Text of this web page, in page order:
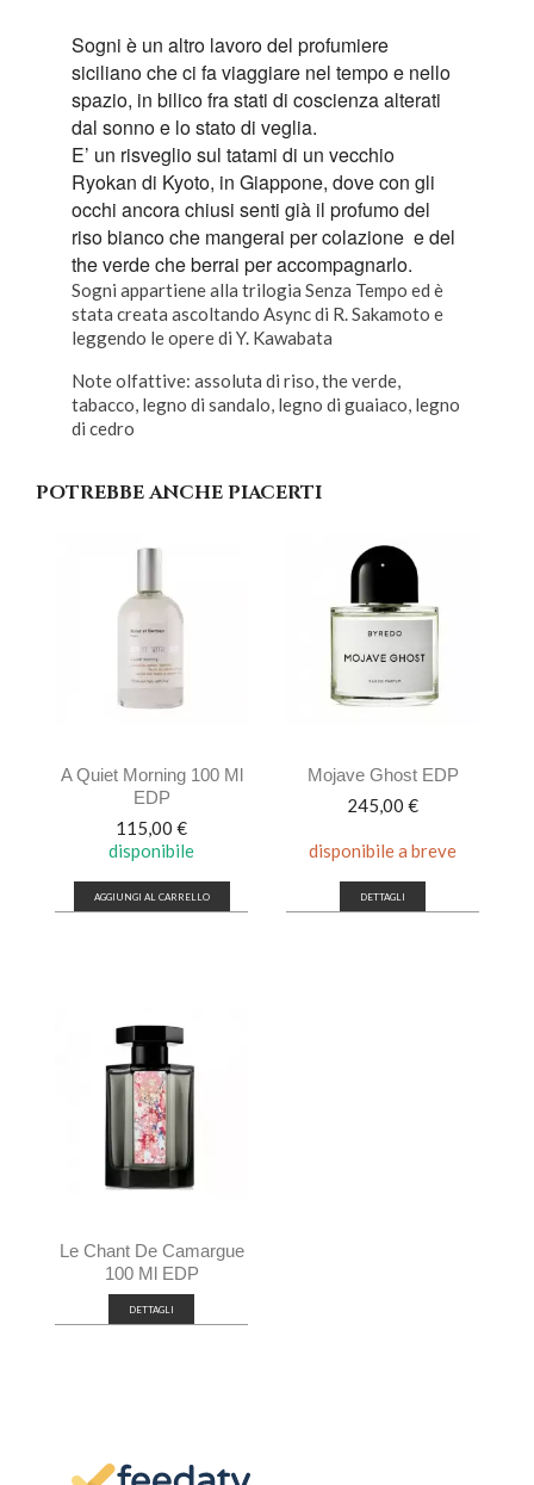
Sogni è un altro lavoro del profumiere
siciliano che ci fa viaggiare nel tempo e nello
spazio, in bilico fra stati di coscienza alterati
dal sonno e lo stato di veglia.
E’ un risveglio sul tatami di un vecchio
Ryokan di Kyoto, in Giappone, dove con gli
occhi ancora chiusi senti già il profumo del
riso bianco che mangerai per colazione e del
the verde che berrai per accompagnarlo.
Sogni appartiene alla trilogia Senza Tempo ed è
stata creata ascoltando Async di R. Sakamoto e
leggendo le opere di Y. Kawabata
Note olfattive: assoluta di riso, the verde,
tabacco, legno di sandalo, legno di guaiaco, legno
di cedro
POTREBBE ANCHE PIACERTI
A Quiet Morning 100 Ml
EDP
Prezzo
115,00 €
disponibile
AGGIUNGI AL CARRELLO
Mojave Ghost EDP
Prezzo
245,00 €
disponibile a breve
DETTAGLI
Le Chant De Camargue
100 Ml EDP
DETTAGLI